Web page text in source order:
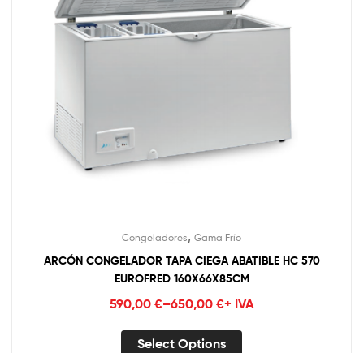
Congeladores, Gama Frío
ARCÓN CONGELADOR TAPA CIEGA ABATIBLE HC 570
EUROFRED 160X66X85CM
590,00 €–650,00 €+ IVA
Select Options